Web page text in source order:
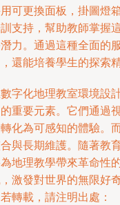
可更換面板，掛圖燈
支持，幫助教師掌握
力。通過這種全面的
還能培養學生的探索
字化地理教室環境設
重要元素。它們通過
化為可感知的體驗。
與長期維護。隨著教
地理教學帶來革命性
激發對世界的無限好奇
轉載，請注明出處：